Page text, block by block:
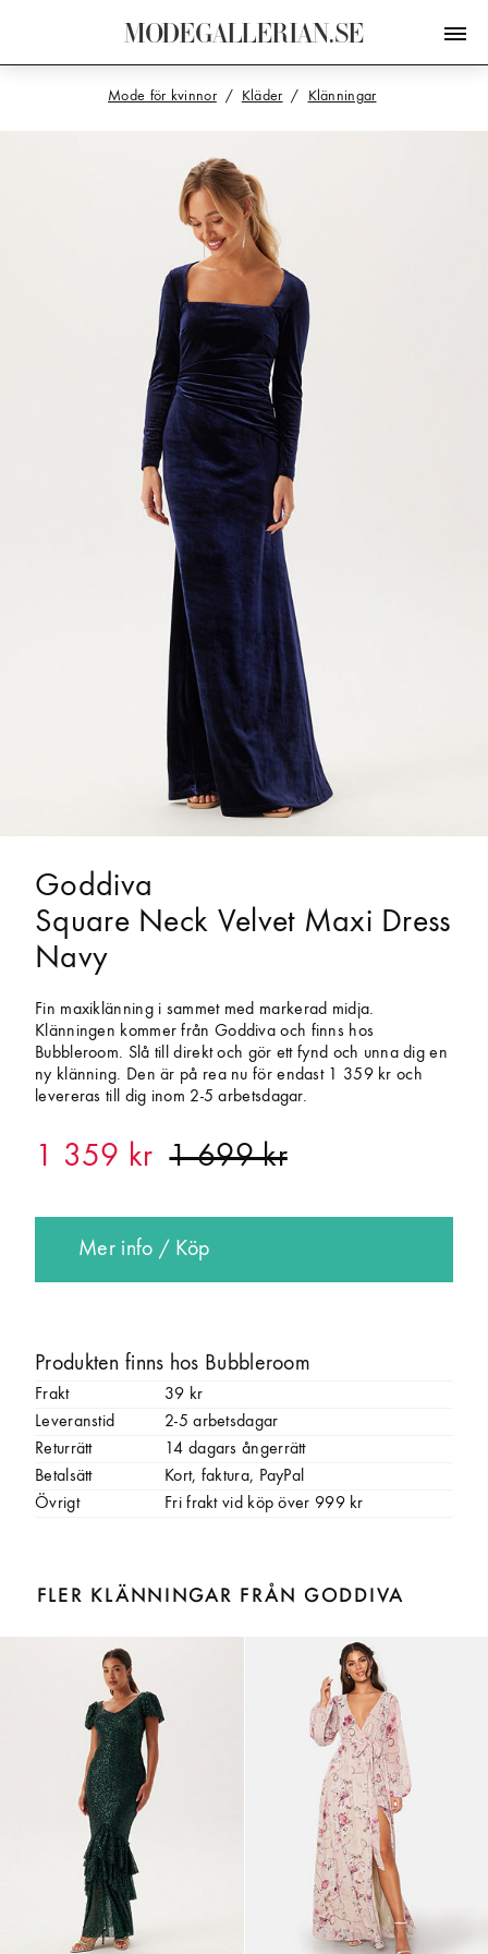
MODEGALLERIAN.SE
Mode för kvinnor Kläder Klänningar
Goddiva
Square Neck Velvet Maxi Dress
Navy
Fin maxiklänning i sammet med markerad midja.
Klänningen kommer från Goddiva och finns hos
Bubbleroom. Slå till direkt och gör ett fynd och unna dig en
ny klänning. Den är på rea nu för endast 1 359 kr och
levereras till dig inom 2-5 arbetsdagar.
1 359 kr
Mer info / Köp
Produkten finns hos Bubbleroom
Frakt
39 kr
Leveranstid
2-5 arbetsdagar
Returrätt
14 dagars ångerrätt
Betalsätt
Kort, faktura, PayPal
Övrigt
Fri frakt vid köp över 999 kr
FLER KLÄNNINGAR FRÅN GODDIVA